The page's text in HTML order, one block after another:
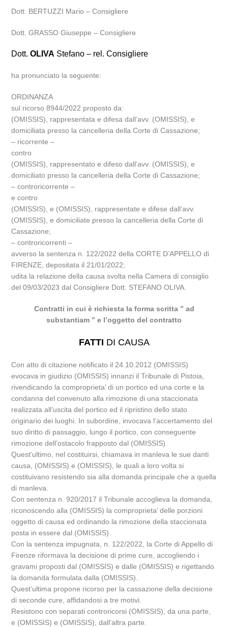
Dott. BERTUZZI Mario – Consigliere
Dott. GRASSO Giuseppe – Consigliere
Dott.OLIVA Stefano – rel. Consigliere
ha pronunciato la seguente:
ORDINANZA
sul ricorso 8944/2022 proposto da:
(OMISSIS), rappresentata e difesa dall’avv. (OMISSIS), e
domiciliata presso la cancelleria della Corte di Cassazione;
– ricorrente –
contro
(OMISSIS), rappresentato e difeso dall’avv. (OMISSIS), e
domiciliato presso la cancelleria della Corte di Cassazione;
– controricorrente –
e contro
(OMISSIS), e (OMISSIS), rappresentate e difese dall’avv.
(OMISSIS), e domiciliate presso la cancelleria della Corte di
Cassazione;
– controricorrenti –
avverso la sentenza n. 122/2022 della CORTE D’APPELLO di
FIRENZE, depositata il 21/01/2022;
udita la relazione della causa svolta nella Camera di consiglio
del 09/03/2023 dal Consigliere Dott. STEFANO OLIVA.
Contratti in cui è richiesta la forma scritta ” ad
substantiam ” e l’oggetto del contratto
FATTI DI CAUSA
Con atto di citazione notificato il 24.10.2012 (OMISSIS)
evocava in giudizio (OMISSIS) innanzi il Tribunale di Pistoia,
rivendicando la comproprieta’ di un portico ed una corte e la
condanna del convenuto alla rimozione di una staccionata
realizzata all’uscita del portico ed il ripristino dello stato
originario dei luoghi. In subordine, invocava l’accertamento del
suo diritto di passaggio, lungo il portico, con conseguente
rimozione dell’ostacolo frapposto dal (OMISSIS).
Quest’ultimo, nel costituirsi, chiamava in manleva le sue danti
causa, (OMISSIS) e (OMISSIS), le quali a loro volta si
costituivano resistendo sia alla domanda principale che a quella
di manleva.
Con sentenza n. 920/2017 il Tribunale accoglieva la domanda,
riconoscendo alla (OMISSIS) la comproprieta’ delle porzioni
oggetto di causa ed ordinando la rimozione della staccionata
posta in essere dal (OMISSIS).
Con la sentenza impugnata, n. 122/2022, la Corte di Appello di
Firenze riformava la decisione di prime cure, accogliendo i
gravami proposti dal (OMISSIS) e dalle (OMISSIS) e rigettando
la domanda formulata dalla (OMISSIS).
Quest’ultima propone ricorso per la cassazione della decisione
di seconde cure, affidandosi a tre motivi.
Resistono con separati controricorsi (OMISSIS), da una parte,
e (OMISSIS) e (OMISSIS), dall’altra parte.